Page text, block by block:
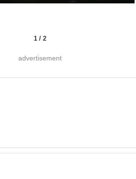
1 / 2
advertisement